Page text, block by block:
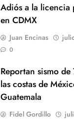
Adiós a la licencia
en CDMX
Juan Encinas
0
Reportan sismo
las costas de
Guatemala
Fidel Gordillo